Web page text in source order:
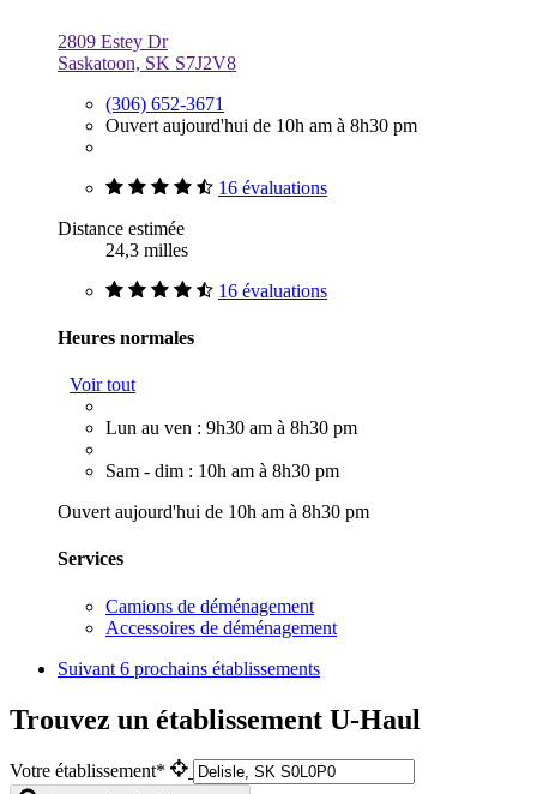
2809 Estey Dr
Saskatoon, SK S7J2V8
(306) 652-3671
Ouvert aujourd'hui de 10h am à 8h30 pm
16 évaluations
Distance estimée
24,3 milles
16 évaluations
Heures normales
Voir tout
Lun au ven : 9h30 am à 8h30 pm
Sam - dim : 10h am à 8h30 pm
Ouvert aujourd'hui de 10h am à 8h30 pm
Services
Camions de déménagement
Accessoires de déménagement
Suivant 6 prochains établissements
Trouvez un établissement U-Haul
Votre établissement*